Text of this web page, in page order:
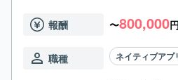
報酬 〜800,000
職種 ネイティブアプ